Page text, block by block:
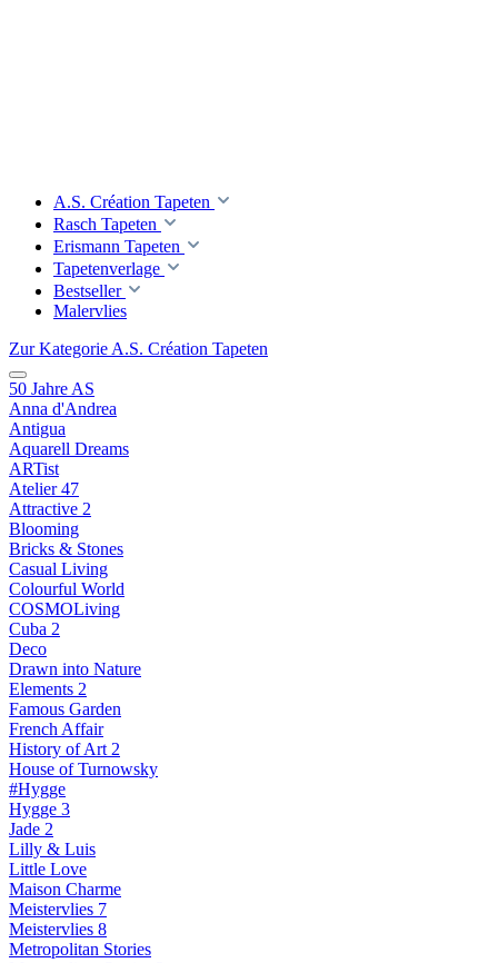
A.S. Création Tapeten
Rasch Tapeten
Erismann Tapeten
Tapetenverlage
Bestseller
Malervlies
Zur Kategorie A.S. Création Tapeten
50 Jahre AS
Anna d'Andrea
Antigua
Aquarell Dreams
ARTist
Atelier 47
Attractive 2
Blooming
Bricks & Stones
Casual Living
Colourful World
COSMOLiving
Cuba 2
Deco
Drawn into Nature
Elements 2
Famous Garden
French Affair
History of Art 2
House of Turnowsky
#Hygge
Hygge 3
Jade 2
Lilly & Luis
Little Love
Maison Charme
Meistervlies 7
Meistervlies 8
Metropolitan Stories